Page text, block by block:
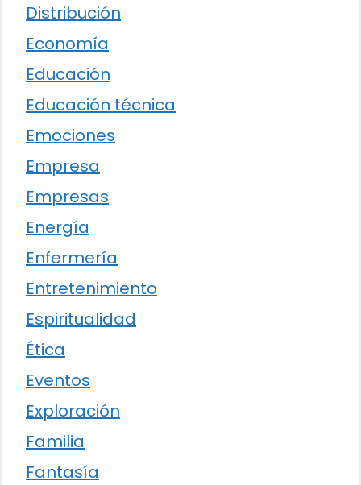
Distribución
Economía
Educación
Educación técnica
Emociones
Empresa
Empresas
Energía
Enfermería
Entretenimiento
Espiritualidad
Ética
Eventos
Exploración
Familia
Fantasía